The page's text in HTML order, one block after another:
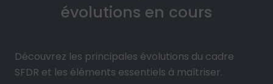
évolutions en cours
Découvrez les principales évolutions du cadre
SFDR et les éléments essentiels à maîtriser.